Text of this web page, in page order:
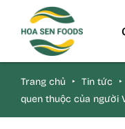
Trang chủ ‣ Tin tức ‣
quen thuộc của người